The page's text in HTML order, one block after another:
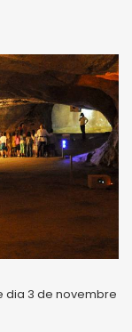
dia 3 de novembre